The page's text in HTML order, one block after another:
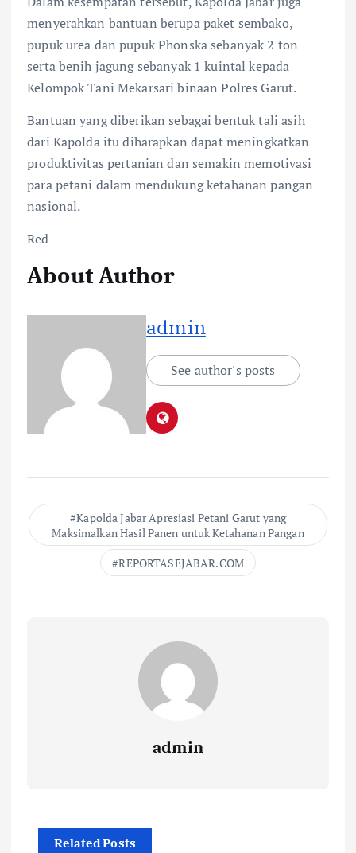
menyerahkan bantuan berupa paket sembako,
pupuk urea dan pupuk Phonska sebanyak 2 ton
serta benih jagung sebanyak 1 kuintal kepada
Kelompok Tani Mekarsari binaan Polres Garut.
Bantuan yang diberikan sebagai bentuk tali asih
dari Kapolda itu diharapkan dapat meningkatkan
produktivitas pertanian dan semakin memotivasi
para petani dalam mendukung ketahanan pangan
nasional.
Red
About Author
admin
See author's posts
Kapolda Jabar Apresiasi Petani Garut yang
Maksimalkan Hasil Panen untuk Ketahanan Pangan
REPORTASEJABAR.COM
admin
Related Posts